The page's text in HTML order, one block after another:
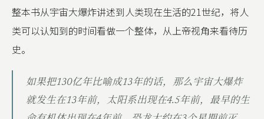
整本书从宇宙大爆炸讲述到人类现在生活的21世纪，将人
类可以认知到的时间看做一个整体，从上帝视角来看待历
史。
如果把130亿年比喻成13年的话，那么宇宙大爆炸
就发生在13年前，太阳系出现在4.5年前，最早的生